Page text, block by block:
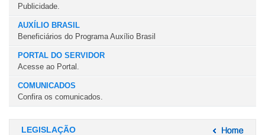
Publicidade.
AUXÍLIO BRASIL
Beneficiários do Programa Auxílio Brasil
PORTAL DO SERVIDOR
Acesse ao Portal.
COMUNICADOS
Confira os comunicados.
LEGISLAÇÃO